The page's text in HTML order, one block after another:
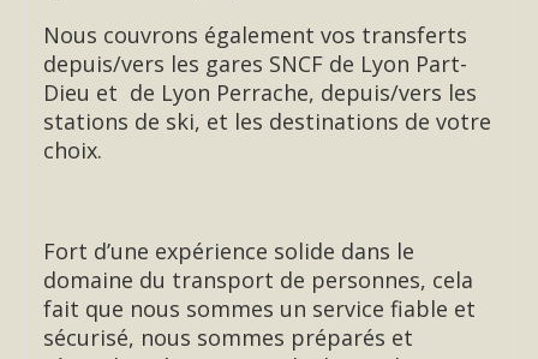
Nous couvrons également vos transferts
depuis/vers les gares SNCF de Lyon Part-
Dieu et de Lyon Perrache, depuis/vers les
stations de ski, et les destinations de votre
choix.
Fort d’une expérience solide dans le
domaine du transport de personnes, cela
fait que nous sommes un service fiable et
sécurisé, nous sommes préparés et